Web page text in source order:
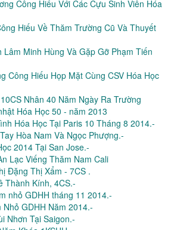
Công Hiếu Với Các Cựu Sinh Viên Hóa
Hiếu Về Thăm Trường Cũ Và Thuyết
Minh Hùng Và Gặp Gỡ Phạm Tiến
Công Hiếu Họp Mặt Cùng CSV Hóa Học
Nhân 40 Năm Ngày Ra Trường
Hóa Học 50 - năm 2013
Hóa Học Tại Paris 10 Tháng 8 2014.-
Hòa Nam Và Ngọc Phượng.-
2014 Tại San Jose.-
Lạc Viếng Thăm Nam Cali
Đặng Thị Xẩm - 7CS .
Thành Kính, 4CS.-
nhỏ GDHH tháng 11 2014.-
GDHH Năm 2014.-
Nhơn Tại Saigon.-